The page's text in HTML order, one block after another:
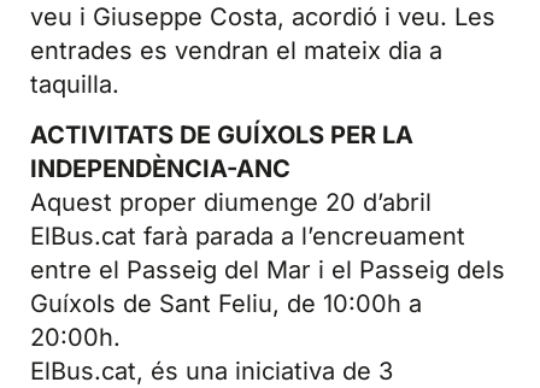
veu i Giuseppe Costa, acordió i veu. Les
entrades es vendran el mateix dia a
taquilla.
ACTIVITATS DE GUÍXOLS PER LA
INDEPENDÈNCIA-ANC
Aquest proper diumenge 20 d’abril
ElBus.cat farà parada a l’encreuament
entre el Passeig del Mar i el Passeig dels
Guíxols de Sant Feliu, de 10:00h a
20:00h.
ElBus.cat, és una iniciativa de 3